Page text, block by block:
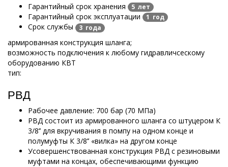
Гарантийный срок хранения 5 лет
Гарантийный срок эксплуатации 1 год
Срок службы 3 года
армированная конструкция шланга;
возможность подключения к любому гидравличсескому
оборудованию КВТ
тип:
РВД
Рабочее давление: 700 бар (70 МПа)
РВД состоит из армированного шланга со штуцером К
3/8’’ для вкручивания в помпу на одном конце и
полумуфты К 3/8’’ «вилка» на другом конце
Усовершенствованная конструкция РВД с резиновыми
муфтами на концах, обеспечивающими функцию